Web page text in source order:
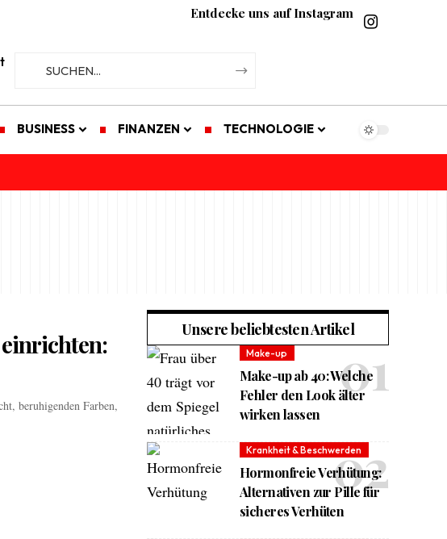
Entdecke uns auf Instagram
BUSINESS FINANZEN TECHNOLOGIE
beruhigenden Farben,
Unsere beliebtesten Artikel
Make-up
Make-up ab 40: Welche
Fehler den Look älter
wirken lassen
Krankheit & Beschwerden
Hormonfreie Verhütung:
Alternativen zur Pille für
sicheres Verhüten